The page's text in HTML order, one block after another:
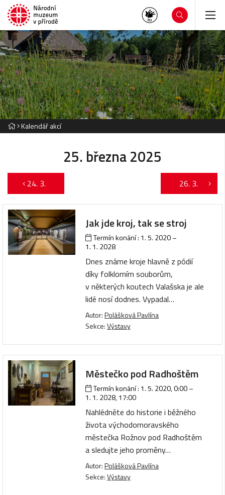
Kalendář akcí
25. března 2025
24. 3. 26. 3.
Jak jde kroj, tak se stroj
Termín konání : 1. 5. 2020–
1. 1. 2028
Dnes známe kroje hlavně z pódií
díky folklorním souborům,
v některých koutech Valašska je ale
lidé nosí dodnes. Vypadal…
Autor:Polášková Pavlína
Sekce:Výstavy
Městečko pod Radhoštěm
Termín konání : 1. 5. 2020, 0:00–
1. 1. 2028, 17:00
Nahlédněte do historie i běžného
života východomoravského
městečka Rožnov pod Radhoštěm
a sledujte jeho proměny…
Autor:Polášková Pavlína
Sekce:Výstavy